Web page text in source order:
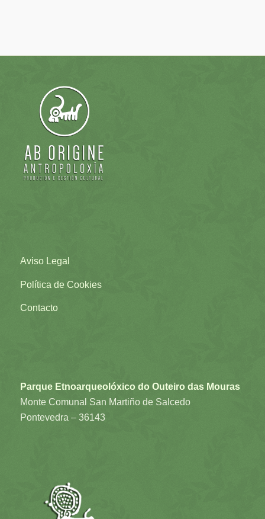
Aviso Legal
Política de Cookies
Contacto
Parque Etnoarqueolóxico do Outeiro das Mouras
Monte Comunal San Martiño de Salcedo
Pontevedra – 36143